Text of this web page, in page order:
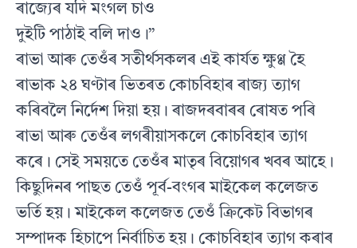
ৰাজ্যেৰ যদি মংগল চাও
দুইটি পাঠাই বলি দাও।”
ৰাভা আৰু তেওঁৰ সতীৰ্থসকলৰ এই কাৰ্যত ক্ষুণ্ণ হৈ
ৰাভাক ২৪ ঘণ্টাৰ ভিতৰত কোচবিহাৰ ৰাজ্য ত্যাগ
কৰিবলৈ নিৰ্দেশ দিয়া হয়। ৰাজদৰবাৰৰ ৰোষত পৰি
ৰাভা আৰু তেওঁৰ লগৰীয়াসকলে কোচবিহাৰ ত্যাগ
কৰে। সেই সময়তে তেওঁৰ মাতৃৰ বিয়োগৰ খবৰ আহে।
কিছুদিনৰ পাছত তেওঁ পূৰ্ব-বংগৰ মাইকেল কলেজত
ভৰ্তি হয়। মাইকেল কলেজত তেওঁ ক্ৰিকেট বিভাগৰ
সম্পাদক হিচাপে নিৰ্বাচিত হয়। কোচবিহাৰ ত্যাগ কৰাৰ